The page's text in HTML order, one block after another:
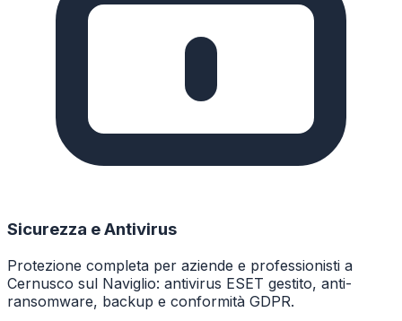
Sicurezza e Antivirus
Protezione completa per aziende e professionisti a
Cernusco sul Naviglio: antivirus ESET gestito, anti-
ransomware, backup e conformità GDPR.